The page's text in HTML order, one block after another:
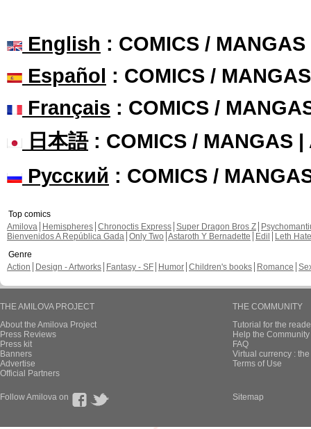
English : COMICS /
Español : COMICS /
Français : COMICS /
日本語: COMICS / MANGAS |
Русский : COMICS /
Top comics
Amilova
Hemispheres Chronoctis Express Super Dragon Bros Z
Bienvenidos A República Gada Only Two Astaroth Y Bernadette Edil
Leth Hate
Genre
Action
Design - Artworks Fantasy - SF Humor Children's books Romance
THE AMILOVA PROJECT
About the Amilova Project
Press Reviews
Press kit
Banners
Advertise
Official Partners
THE COMMUNITY
Tutorial for the
Help the
FAQ
Virtual currency :
Terms of Use
Follow Amilova on Sitemap